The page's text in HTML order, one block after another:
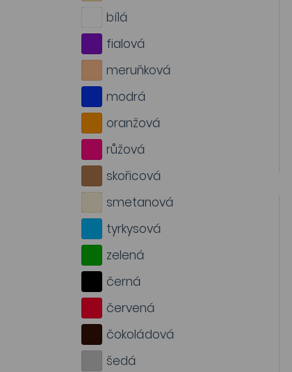
bílá
fialová
meruňková
modrá
oranžová
růžová
skořicová
smetanová
tyrkysová
zelená
černá
červená
čokoládová
šedá